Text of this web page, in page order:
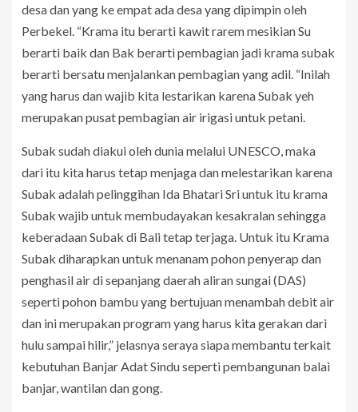
desa dan yang ke empat ada desa yang dipimpin oleh
Perbekel. “Krama itu berarti kawit rarem mesikian Su
berarti baik dan Bak berarti pembagian jadi krama subak
berarti bersatu menjalankan pembagian yang adil. “Inilah
yang harus dan wajib kita lestarikan karena Subak yeh
merupakan pusat pembagian air irigasi untuk petani.
Subak sudah diakui oleh dunia melalui UNESCO, maka
dari itu kita harus tetap menjaga dan melestarikan karena
Subak adalah pelinggihan Ida Bhatari Sri untuk itu krama
Subak wajib untuk membudayakan kesakralan sehingga
keberadaan Subak di Bali tetap terjaga. Untuk itu Krama
Subak diharapkan untuk menanam pohon penyerap dan
penghasil air di sepanjang daerah aliran sungai (DAS)
seperti pohon bambu yang bertujuan menambah debit air
dan ini merupakan program yang harus kita gerakan dari
hulu sampai hilir,” jelasnya seraya siapa membantu terkait
kebutuhan Banjar Adat Sindu seperti pembangunan balai
banjar, wantilan dan gong.